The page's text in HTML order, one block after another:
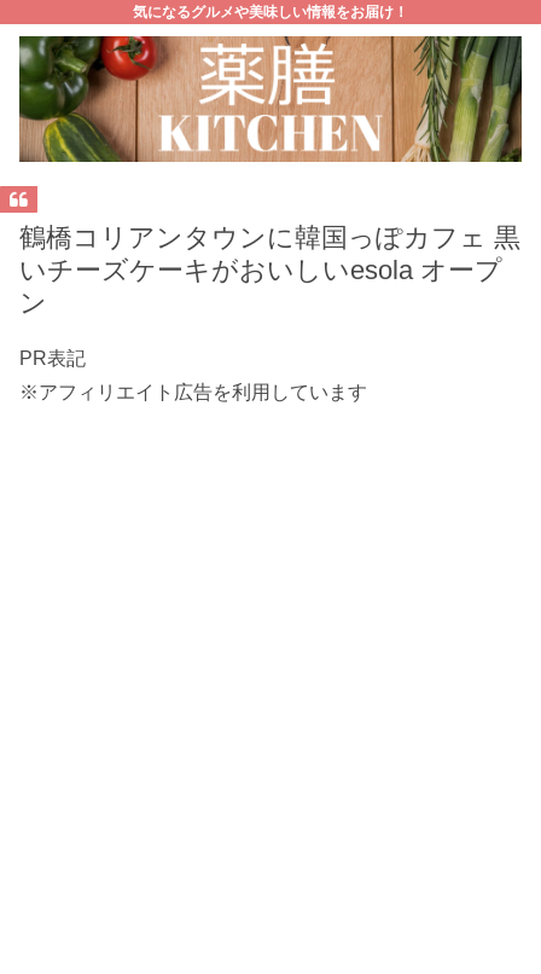
気になるグルメや美味しい情報をお届け！
鶴橋コリアンタウンに韓国っぽカフェ 黒
いチーズケーキがおいしいesola オープ
ン
PR表記
※アフィリエイト広告を利用しています